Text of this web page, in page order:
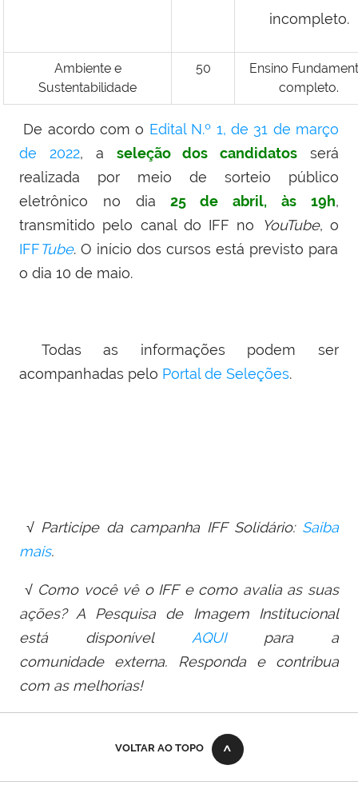
incompleto.
Ambiente e
Sustentabilidade
50
Ensino
completo.
De acordo com o Edital N.º 1, de 31 de março
de 2022, a seleção dos candidatos será
realizada por meio de sorteio público
eletrônico no dia 25 de abril, às 19h,
transmitido pelo canal do IFF no
YouTube, o
IFFTube. O início dos cursos está previsto para
o dia 10 de maio.
Todas as informações podem ser
acompanhadas pelo Portal de Seleções.
√ Participe da campanha IFF Solidário: Saiba
mais.
√ Como você vê o IFF e como avalia as suas
ações? A Pesquisa de Imagem Institucional
está disponível AQUIpara a
comunidade externa. Responda e contribua
com as melhorias!
VOLTAR AO TOPO